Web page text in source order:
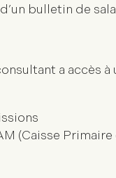
bulletin de
a accès
(Caisse Primaire